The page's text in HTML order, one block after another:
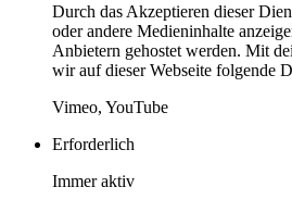
Durch das Akzeptieren dieser
oder andere Medieninhalte
Anbietern gehostet werden. Mit
wir auf dieser Webseite folgende
Vimeo, YouTube
Erforderlich
Immer aktiv